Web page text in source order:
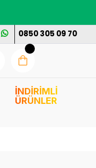
0850 305 09 70
İNDİRİMLİ
ÜRÜNLER